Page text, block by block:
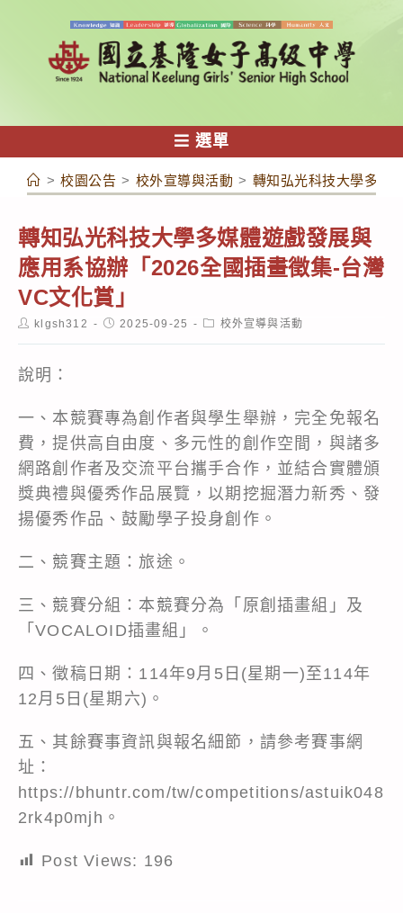
容
選單
> 校園公告 > 校外宣導與活動 > 轉知弘光科技大學多媒
轉知弘光科技大學多媒體遊戲發展與
應用系協辦「2026全國插畫徵集-台灣
VC文化賞」
Postklgsh312
Post2025-09-25
Post校外宣導與活動
說明：
一、本競賽專為創作者與學生舉辦，完全免報名
費，提供高自由度、多元性的創作空間，與諸多
網路創作者及交流平台攜手合作，並結合實體頒
獎典禮與優秀作品展覽，以期挖掘潛力新秀、發
揚優秀作品、鼓勵學子投身創作。
二、競賽主題：旅途。
三、競賽分組：本競賽分為「原創插畫組」及
「VOCALOID插畫組」。
四、徵稿日期：114年9月5日(星期一)至114年
12月5日(星期六)。
五、其餘賽事資訊與報名細節，請參考賽事網
址：
https://bhuntr.com/tw/competitions/astuik048
2rk4p0mjh。
Post Views: 196